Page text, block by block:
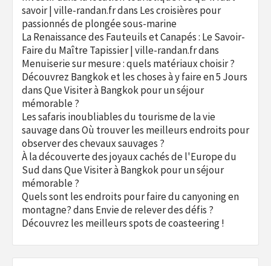
savoir | ville-randan.frdans Les croisières pour
passionnés de plongée sous-marine
La Renaissance des Fauteuils et Canapés : Le Savoir-
Faire du Maître Tapissier | ville-randan.frdans
Menuiserie sur mesure : quels matériaux choisir ?
Découvrez Bangkok et les choses à y faire en 5 Jours
dansQue Visiter à Bangkok pour un séjour
mémorable ?
Les safaris inoubliables du tourisme de la vie
sauvagedansOù trouver les meilleurs endroits pour
observer des chevaux sauvages ?
À la découverte des joyaux cachés de l'Europe du
SuddansQue Visiter à Bangkok pour un séjour
mémorable ?
Quels sont les endroits pour faire du canyoning en
montagne?dans Envie de relever des défis ?
Découvrez les meilleurs spots de coasteering !